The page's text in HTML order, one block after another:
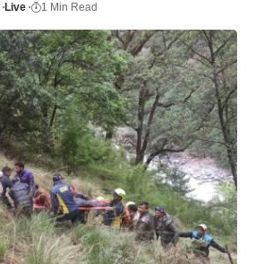
Live 1 Min Read